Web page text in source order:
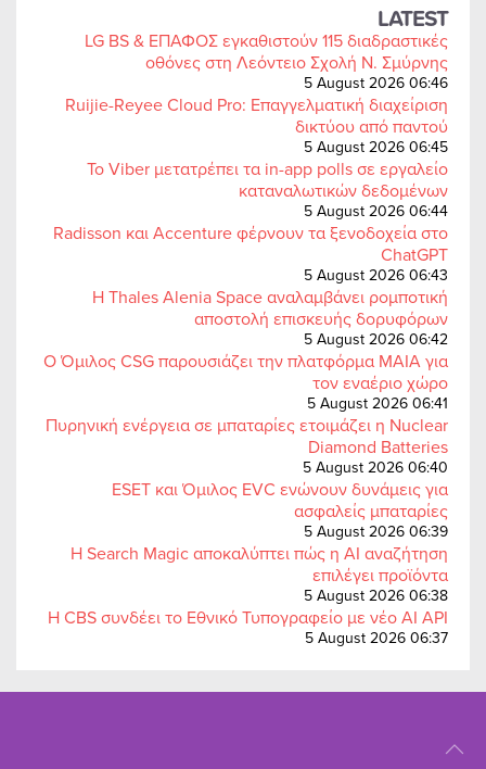
LATEST
LG BS & ΕΠΑΦΟΣ εγκαθιστούν 115 διαδραστικές
οθόνες στη Λεόντειο Σχολή Ν. Σμύρνης
5 August 2026 06:46
Ruijie-Reyee Cloud Pro: Επαγγελματική διαχείριση
δικτύου από παντού
5 August 2026 06:45
Το Viber μετατρέπει τα in-app polls σε εργαλείο
καταναλωτικών δεδομένων
5 August 2026 06:44
Radisson και Accenture φέρνουν τα ξενοδοχεία στο
ChatGPT
5 August 2026 06:43
Η Thales Alenia Space αναλαμβάνει ρομποτική
αποστολή επισκευής δορυφόρων
5 August 2026 06:42
Ο Όμιλος CSG παρουσιάζει την πλατφόρμα MAIA για
τον εναέριο χώρο
5 August 2026 06:41
Πυρηνική ενέργεια σε μπαταρίες ετοιμάζει η Nuclear
Diamond Batteries
5 August 2026 06:40
ESET και Όμιλος EVC ενώνουν δυνάμεις για
ασφαλείς μπαταρίες
5 August 2026 06:39
Η Search Magic αποκαλύπτει πώς η AI αναζήτηση
επιλέγει προϊόντα
5 August 2026 06:38
Η CBS συνδέει το Εθνικό Τυπογραφείο με νέο AI API
5 August 2026 06:37